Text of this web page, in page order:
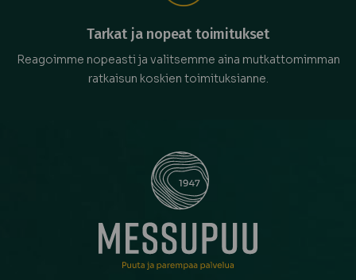
Tarkat ja nopeat toimitukset
Reagoimme nopeasti ja valitsemme aina mutkattomimman
ratkaisun koskien toimituksianne.